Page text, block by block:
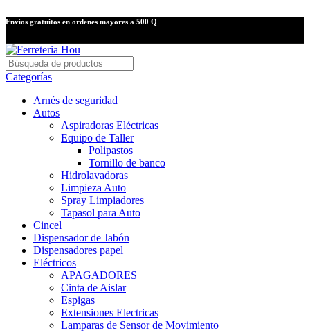
Envíos gratuitos en ordenes mayores a 500 Q
Categorías
Arnés de seguridad
Autos
Aspiradoras Eléctricas
Equipo de Taller
Polipastos
Tornillo de banco
Hidrolavadoras
Limpieza Auto
Spray Limpiadores
Tapasol para Auto
Cincel
Dispensador de Jabón
Dispensadores papel
Eléctricos
APAGADORES
Cinta de Aislar
Espigas
Extensiones Electricas
Lamparas de Sensor de Movimiento